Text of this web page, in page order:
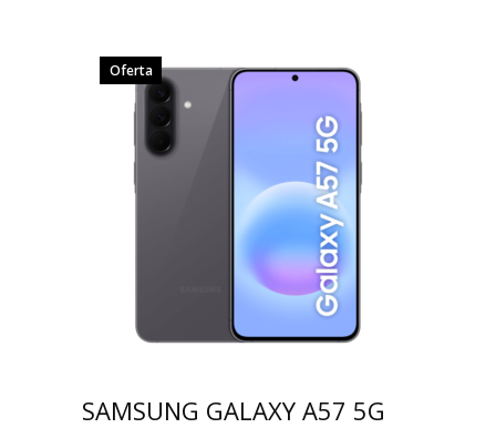
Oferta
SAMSUNG GALAXY A57 5G